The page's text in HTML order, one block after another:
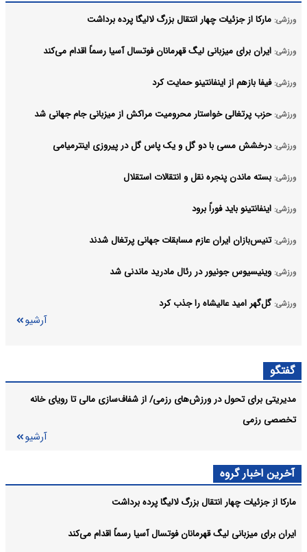
ورزشی: مارکا از جزئیات چهار انتقال بزرگ لالیگا پرده برداشت
ورزشی: ایران برای میزبانی لیگ قهرمانان فوتسال آسیا رسماً اقدام می‌کند
ورزشی: فیفا بازهم از اینفانتینو حمایت کرد
ورزشی: حزب پرتغالی خواستار محرومیت مراکش از میزبانی جام جهانی شد
ورزشی: درخشش مسی با دو گل و یک پاس گل در پیروزی اینترمیامی
ورزشی: بسته ماندن پنجره‌ نقل و انتقالات استقلال
ورزشی: اینفانتینو باید فوراً برود
ورزشی: تنیس‌بازان ایران عازم مسابقات جهانی پرتغال شدند
ورزشی: وینیسیوس جونیور در رئال مادرید ماندنی شد
ورزشی: گل‌گهر امید عالیشاه را جذب کرد
آرشیو
گفتگو
مدیریتی برای تحول در ورزش‌های رزمی/ از شفاف‌سازی مالی تا رویای خانه
تخصصی رزمی
آرشیو
آخرین اخبار گروه
مارکا از جزئیات چهار انتقال بزرگ لالیگا پرده برداشت
ایران برای میزبانی لیگ قهرمانان فوتسال آسیا رسماً اقدام می‌کند